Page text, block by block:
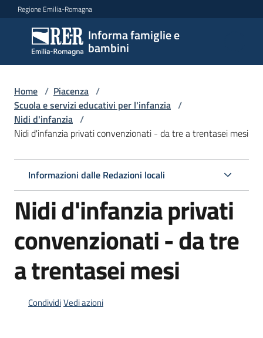
Vai al contenuto
Vai alla navigazione
Vai al footer
Regione Emilia-Romagna
Informa famiglie e
bambini
Informa
famiglie
e
bambini
Argomenti
Servizi
Centri
le
Informazioni
Home / Piacenza /
Scuola e servizi educativi per l'infanzia /
Nidi d'infanzia /
Nidi d'infanzia privati convenzionati - da tre a trentasei mesi
Informazioni dalle Redazioni locali
Nidi d'infanzia privati
convenzionati - da tre
a trentasei mesi
CondividiVedi azioni